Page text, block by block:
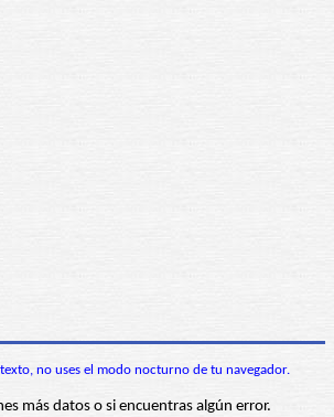
no uses el modo nocturno de tu navegador.
más datos o si encuentras algún error.